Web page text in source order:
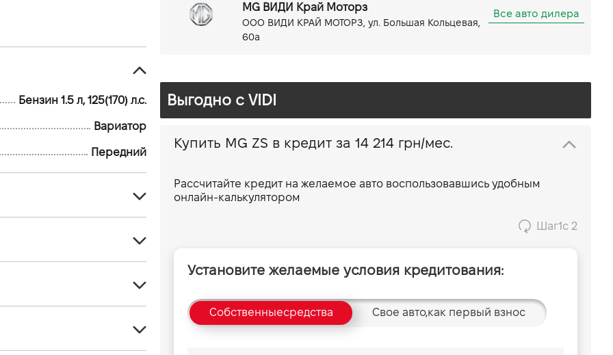
MG ВИДИ Край Моторз
ООО ВИДИ КРАЙ МОТОРЗ, ул. Большая Кольцевая,
60а
Все авто дилера
Бензин 1.5 л, 125(170) л.с.
Вариатор
Передний
4430
1818
125(170)
Выгодно c VIDI
Купить MG ZS в кредит за 14 214 грн/мес.
Рассчитайте кредит на желаемое авто воспользовавшись удобным
онлайн-калькулятором
Шаг1с 2
Установите желаемые условия кредитования:
Собственныесредства Свое авто,как первый взнос